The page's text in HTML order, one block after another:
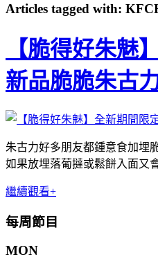
Articles tagged with:
【脆得好朱魅
新品脆脆朱古
朱古力好多朋友都鍾意食加埋
如果放埋落葡撻或鬆餅入面又
繼續觀看+
每周節目
MON